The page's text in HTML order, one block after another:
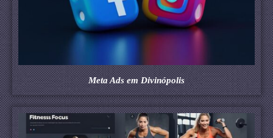
Meta Ads em Divinópolis